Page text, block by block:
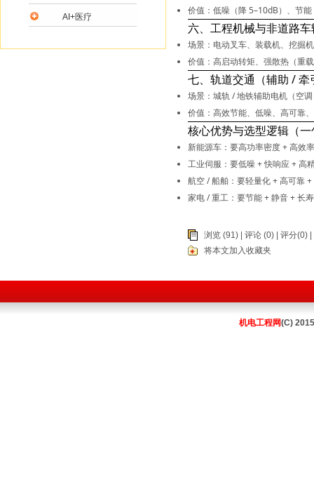
价值： 低噪（降 5–10dB）、节
六、工程机械与非道路车
场景：电动叉车、装载机、挖掘
价值：高启动转矩、强散热（重
七、轨道交通（辅助 / 牵
场景：城轨 / 地铁辅助电机（空
价值：高效节能、低噪、高可靠
核心优势与选型逻辑（
新能源车 ：要高功率密度 + 高效率
工业伺服 ：要低噪 + 快响应 + 高
航空 / 船舶 ：要轻量化 + 高可靠
家电 / 重工 ：要节能 + 静音 + 长
浏览 (91) | 评论 (0) | 评分(0) |
将本文加入收藏夹
AI+医疗
机电工程网(C)